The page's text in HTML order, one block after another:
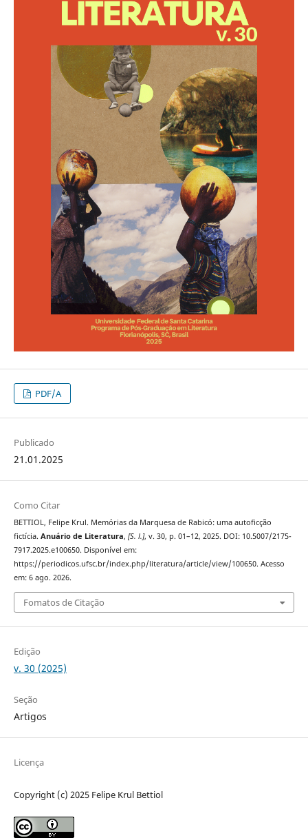
PDF/A
Publicado
21.01.2025
Como Citar
BETTIOL, Felipe Krul. Memórias da Marquesa de Rabicó: uma autoficção
fictícia. Anuário de Literatura, [S. l.], v. 30, p. 01–12, 2025. DOI: 10.5007/2175-
7917.2025.e100650. Disponível em:
https://periodicos.ufsc.br/index.php/literatura/article/view/100650. Acesso
em: 6 ago. 2026.
Fomatos de Citação
Edição
v. 30 (2025)
Seção
Artigos
Licença
Copyright (c) 2025 Felipe Krul Bettiol